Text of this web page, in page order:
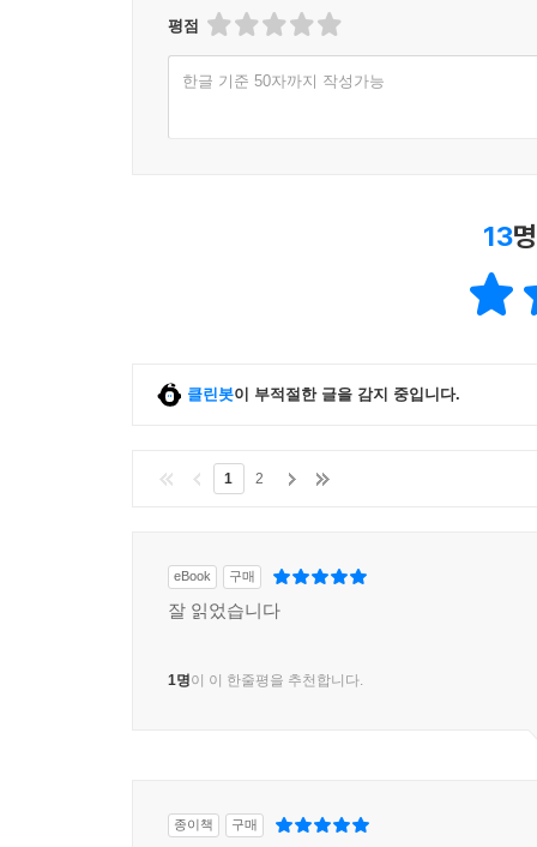
평점
한글 기준 50자까지 작성가능
13
클린봇이 부적절한 글을 감지 중입니다.
1 2
eBook 구매
잘 읽었습니다
1명이 이 한줄평을 추천합니다.
종이책 구매